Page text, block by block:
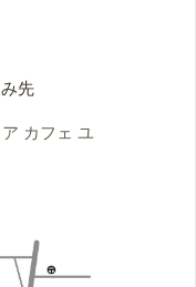
先
カフェ ユ